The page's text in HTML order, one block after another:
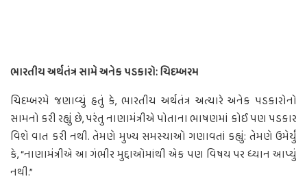
ભારતીય અર્થતંત્ર સામે અનેક પડકારો: ચિદમ્બરમ
ચિદમ્બરમે જણાવ્યું હતું કે, ભારતીય અર્થતંત્ર અત્યારે અનેક પડકારોનો
સામનો કરી રહ્યું છે, પરંતુ નાણામંત્રીએ પોતાના ભાષણમાં કોઈ પણ પડકાર
વિશે વાત કરી નથી. તેમણે મુખ્ય સમસ્યાઓ ગણાવતાં કહ્યું: તેમણે ઉમેર્યું
કે, “નાણામંત્રીએ આ ગંભીર મુદ્દાઓમાંથી એક પણ વિષય પર ધ્યાન આપ્યું
નથી.”